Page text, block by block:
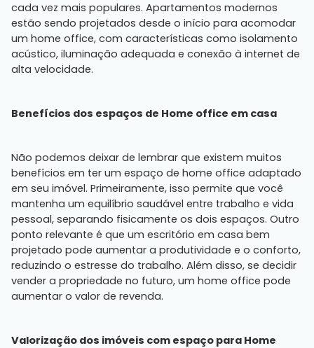
cada vez mais populares. Apartamentos modernos
estão sendo projetados desde o início para acomodar
um home office, com características como isolamento
acústico, iluminação adequada e conexão à internet de
alta velocidade.
Benefícios dos espaços de Home office em casa
Não podemos deixar de lembrar que existem muitos
benefícios em ter um espaço de home office adaptado
em seu imóvel. Primeiramente, isso permite que você
mantenha um equilíbrio saudável entre trabalho e vida
pessoal, separando fisicamente os dois espaços. Outro
ponto relevante é que um escritório em casa bem
projetado pode aumentar a produtividade e o conforto,
reduzindo o estresse do trabalho. Além disso, se decidir
vender a propriedade no futuro, um home office pode
aumentar o valor de revenda.
Valorização dos imóveis com espaço para Home